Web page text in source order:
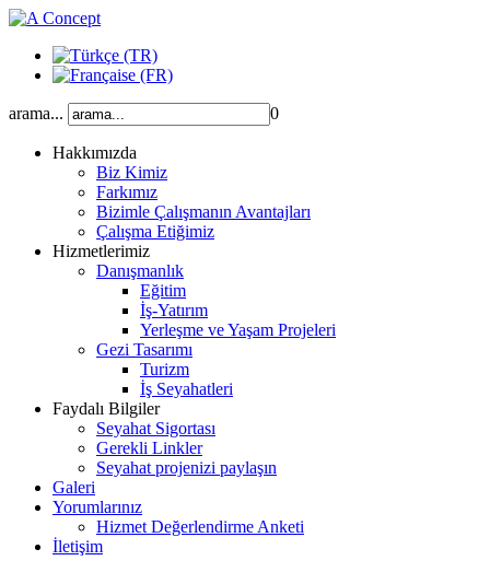
arama... 0
Hakkımızda
Biz Kimiz
Farkımız
Bizimle Çalışmanın Avantajları
Çalışma Etiğimiz
Hizmetlerimiz
Danışmanlık
Eğitim
İş-Yatırım
Yerleşme ve Yaşam Projeleri
Gezi Tasarımı
Turizm
İş Seyahatleri
Faydalı Bilgiler
Seyahat Sigortası
Gerekli Linkler
Seyahat projenizi paylaşın
Galeri
Yorumlarınız
Hizmet Değerlendirme Anketi
İletişim